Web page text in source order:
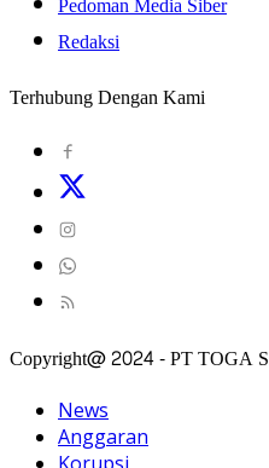
Redaksi
Terhubung Dengan Kami
Copyright@ 2024 - PT TOGA
News
Anggaran